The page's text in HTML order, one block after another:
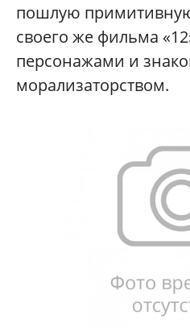
пошлую
своего же фильма
персонажами и
морализаторством.